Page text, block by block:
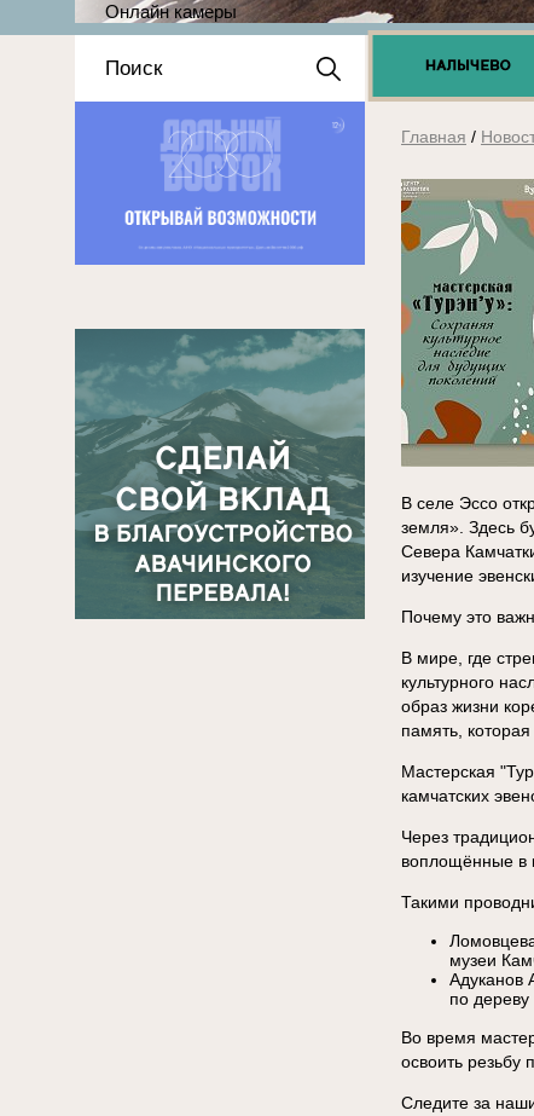
Онлайн камеры
Положение о выдаче
разрешений 2025
Главная /
В селе Эссо
земля». Здесь
Севера
изучение
Почему это
В мире, где
культурного
образ жизни
память,
Мастерская
камчатских
Через
воплощённые в
Такими
музеи
Адуканов
по дереву
Во время
освоить резьбу
Следите за